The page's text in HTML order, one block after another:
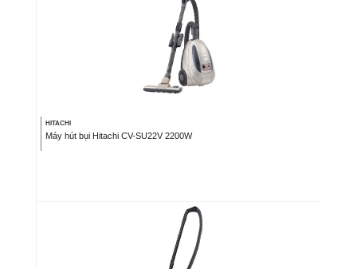
HITACHI
Máy hút bụi Hitachi CV-SU22V 2200W